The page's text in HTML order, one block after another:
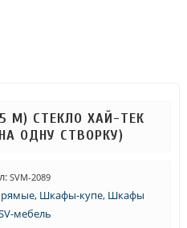
М) СТЕКЛО ХАЙ-ТЕК
ОДНУ СТВОРКУ)
SVM-2089
, Шкафы-купе, Шкафы
мебель